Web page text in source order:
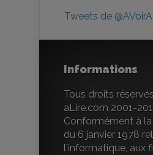
Tweets de
Informations
Tous droits
aLire.com 2001-
Conformément à la
du 6 janvier 1978
l'informatique, aux